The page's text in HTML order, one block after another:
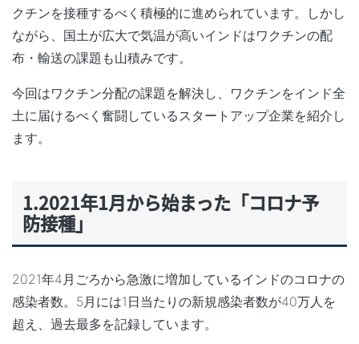
クチンを接種するべく積極的に進められています。しかし
ながら、国土が広大で気温が高いインドはワクチンの配
布・輸送の課題も山積みです。
今回はワクチン分配の課題を解決し、ワクチンをインド全
土に届けるべく奮闘しているスタートアップ企業を紹介し
ます。
1.2021年1月から始まった「コロナ予
防接種」
2021年4月ごろから急激に増加しているインドのコロナの
感染者数。5月には1日当たりの新規感染者数が40万人を
超え、過去最多を記録しています。